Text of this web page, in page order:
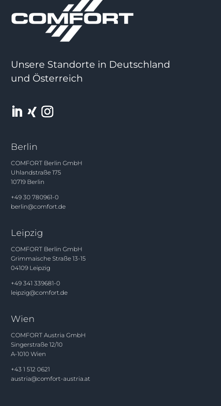
Unsere Standorte in Deutschland
und Österreich
Berlin
COMFORT Berlin GmbH
Uhlandstraße 175
10719 Berlin
+49 30 780961-0
berlin@comfort.de
Leipzig
COMFORT Berlin GmbH
Grimmaische Straße 13-15
04109 Leipzig
+49 341 339681-0
leipzig@comfort.de
Wien
COMFORT Austria GmbH
Singerstraße 12/10
A-1010 Wien
+43 1 512 0621
austria@comfort-austria.at